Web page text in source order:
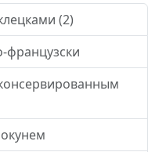
(2)
французски